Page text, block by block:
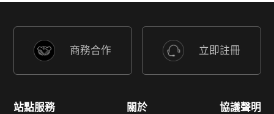
商務合作 立即註冊
站點服務
關於
協議聲明